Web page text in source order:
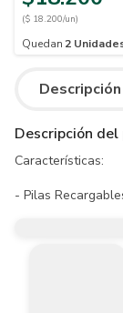
($ 18.200/un)
Quedan 2
Descripción
Descripción
Características:
- Pilas